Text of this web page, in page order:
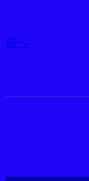
前へ